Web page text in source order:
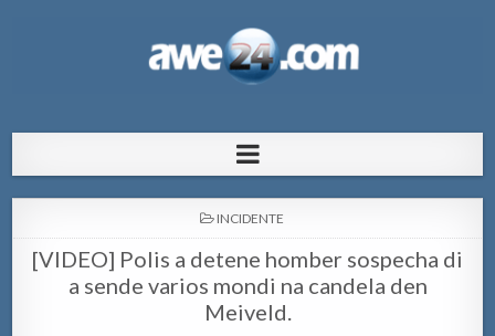
pa Aruba
POSTED
INCIDENTE
[VIDEO] Polis a detene homber sospecha di
a sende varios mondi na candela den
Meiveld.